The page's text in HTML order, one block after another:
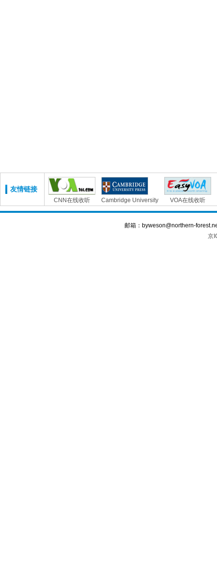
友情链接
CNN在线收听 Cambridge University VOA在线收听
邮箱：byweson@northern-
京